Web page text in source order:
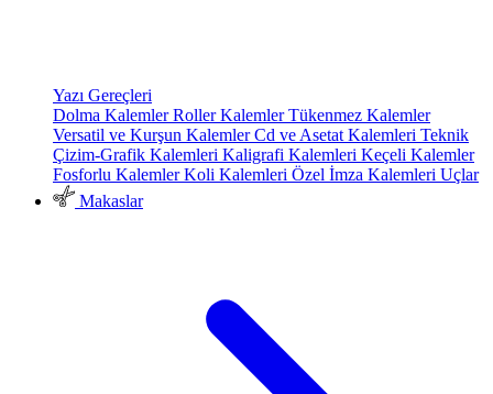
Yazı Gereçleri
Dolma KalemlerRoller KalemlerTükenmez Kalemler
Versatil ve Kurşun KalemlerCd ve Asetat Kalemleri Teknik
Çizim-Grafik Kalemleri Kaligrafi Kalemleri Keçeli Kalemler
Fosforlu KalemlerKoli Kalemleri Özel İmza Kalemleri Uçlar
Makaslar